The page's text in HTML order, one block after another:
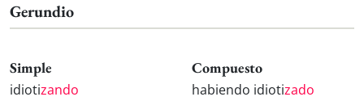
Gerundio
Simple
idiotizando
Compuesto
habiendo idiotizado